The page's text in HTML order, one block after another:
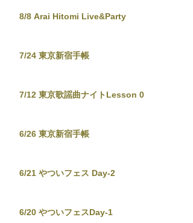
8/8 Arai Hitomi Live&Party
7/24 東京新宿手帳
7/12 東京歌謡曲ナイトLesson 0
6/26 東京新宿手帳
6/21 やついフェス Day-2
6/20 やついフェスDay-1